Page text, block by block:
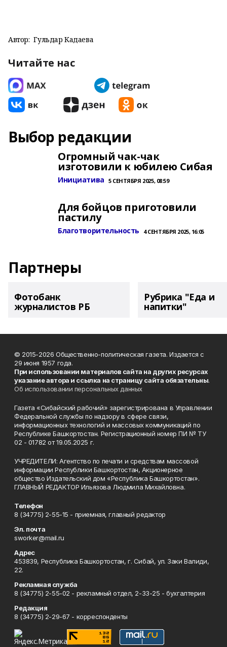
Автор: Гульдар Кадаева
Читайте нас
Выбор редакции
Огромный чак-чак
изготовили к юбилею Сибая
Инициатива 5 СЕНТЯБРЯ 2025, 08:59
Для бойцов приготовили
пастилу
Благотворительность 4 СЕНТЯБРЯ 2025, 16:05
Партнеры
Фотобанк
журналистов РБ
Рубрика "Еда и
напитки"
© 2015-2026 Общественно-политическая газета. Издается с
29 июня 1957 года.
При использовании материалов сайта на других ресурсах
указание автора и ссылка на страницу сайта обязательны.
Об использовании персональных данных
Газета «Сибайский рабочий» зарегистрирована в Управлении
Федеральной службы по надзору в сфере связи,
информационных технологий и массовых коммуникаций по
Республике Башкортостан. Регистрационный номер ПИ № ТУ
02 - 01782 от 19.05.2025 г.
УЧРЕДИТЕЛИ: Агентство по печати и средствам массовой
информации Республики Башкортостан, Акционерное
общество Издательский дом «Республика Башкортостан».
ГЛАВНЫЙ РЕДАКТОР Ильязова Людмила Михайловна.
Телефон
8 (34775) 2-55-15 - приемная, главный редактор
Эл. почта
sworker@mail.ru
Адрес
453839, Республика Башкортостан, г. Сибай, ул. Заки Валиди,
22.
Рекламная служба
8 (34775) 2-55-02 - рекламный отдел, 2-33-25 - бухгалтерия
Редакция
8 (34775) 2-29-67 - корреспонденты